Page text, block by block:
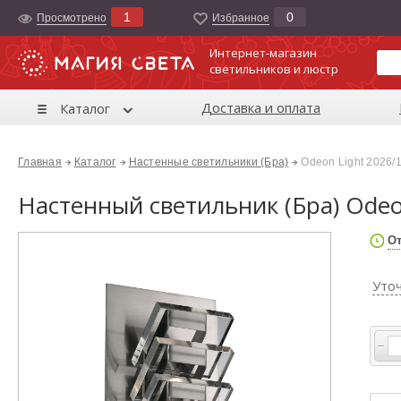
Просмотрено 1 Избранноe 0
Интернет-магазин
светильников и люстр
Каталог Доставка и оплата
Главная Каталог Настенные светильники (Бра) Odeon Light 2026/
Настенный светильник (Бра)